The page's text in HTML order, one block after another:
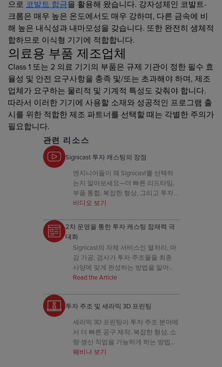
으로 코발트 합금을 활용해 왔습니다. 강자성체인 코발트-
크롬은 매우 높은 온도에서도 매우 강하며, 다른 금속에 비
해 높은 내식성과 내마모성을 갖습니다. 또한 완전히 생체적
합하므로 이식형 기기에 적합합니다.
의료용 부품 제조업체
Class 1 또는 2 의료 기기의 부품은 규제 기관이 정한 필수 효
율성 및 안전 요구사항을 충족 및/또는 초과해야 하며, 제조
업체가 요구하는 물리적 및 기계적 특성도 갖춰야 합니다.
따라서 이러한 기기에 사용할 소재와 성공적인 프로그램 출
시를 위한 적합한 제조 파트너를 선택할 때는 각별한 주의가
필요합니다.
관련 리소스
Signicast 투자 캐스팅의 장점
엔지니어들이 왜 Signicast를 선택하
는지 알아보세요—더 빠른 리드타임,
부품 통합, 복잡한 형상, 그리고 투자
캐스팅을 통한 근순 형상 결과.
비디오 보기
2차 운영을 통한 투자 캐스팅 잠재력 극
대화
Signicast의 자체 서비스인 열처리, 마
감 가공, 검사가 투자 주조물을 최종
사양에 맞게 완성하는 방법을 알아보
세요.
Read the Article
투자 주조 및 세라믹 3D 프린팅
세라믹 3D 프린팅이 투자 주조 분야에
서 더 빠른 공구 제작, 복잡한 형상, 소
량 생산 작업을 가능하게 하는 방법을
살펴보세요.
웨비나 보기